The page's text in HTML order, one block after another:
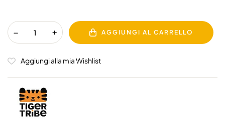
AGGIUNGI AL CARRELLO
Aggiungi alla mia Wishlist